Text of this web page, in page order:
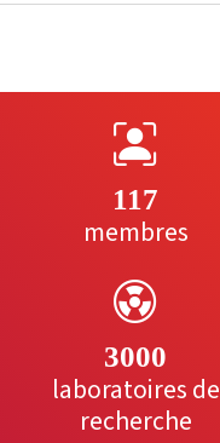
117
membres
3000
laboratoires de
recherche